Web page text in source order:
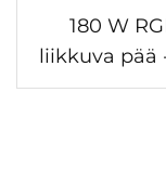
180 W
liikkuva pää
taikavalot